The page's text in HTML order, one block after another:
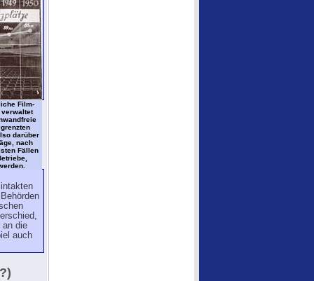
Film-
darüber
nach
Fällen
an die
auch